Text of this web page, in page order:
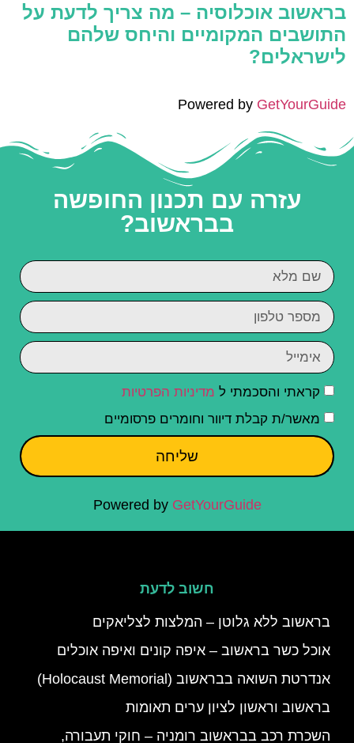
בראשוב אוכלוסיה – מה צריך לדעת על
התושבים המקומיים והיחס שלהם
לישראלים?
Powered by GetYourGuide
עזרה עם תכנון החופשה
בבראשוב?
קראתי והסכמתי ל מדיניות הפרטיות
מאשר/ת קבלת דיוור וחומרים פרסומיים
שליחה
Powered by GetYourGuide
חשוב לדעת
בראשוב ללא גלוטן – המלצות לצליאקים
אוכל כשר בראשוב – איפה קונים ואיפה אוכלים
אנדרטת השואה בבראשוב (Holocaust Memorial)
בראשוב וראשון לציון ערים תאומות
השכרת רכב בבראשוב רומניה – חוקי תעבורה,